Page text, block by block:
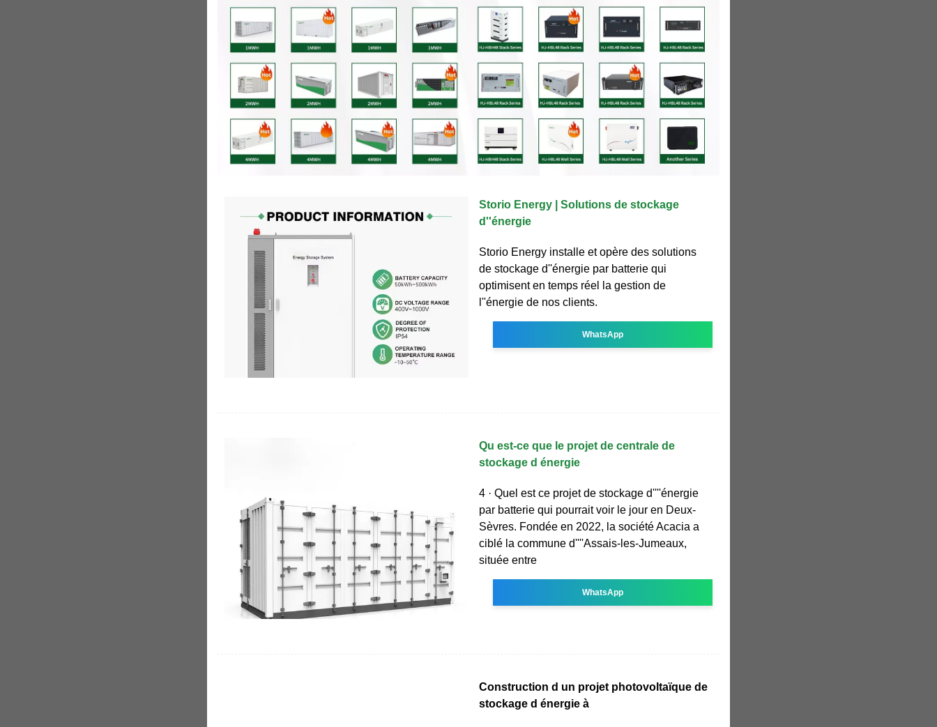
Storio Energy | Solutions de stockage
d''énergie
Storio Energy installe et opère des solutions
de stockage d''énergie par batterie qui
optimisent en temps réel la gestion de
l''énergie de nos clients.
WhatsApp
Qu est-ce que le projet de centrale de
stockage d énergie
4 · Quel est ce projet de stockage d''''énergie
par batterie qui pourrait voir le jour en Deux-
Sèvres. Fondée en 2022, la société Acacia a
ciblé la commune d''''Assais-les-Jumeaux,
située entre
WhatsApp
Construction d un projet photovoltaïque de
stockage d énergie à